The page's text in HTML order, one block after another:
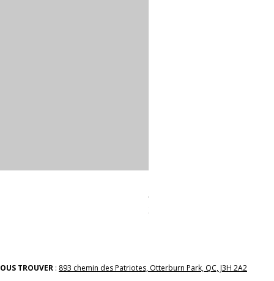
Prix
38,00 $
TROUVER : 893 chemin des Patriotes, Otterburn Park, QC, J3H 2A2